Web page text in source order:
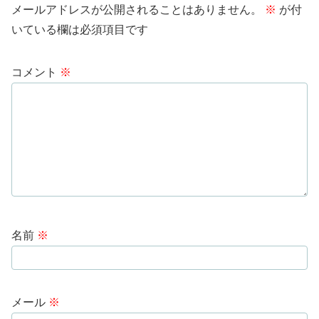
メールアドレスが公開されることはありません。 ※ が付
いている欄は必須項目です
コメント ※
名前 ※
メール ※